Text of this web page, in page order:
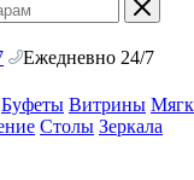
Ежедневно 24/7
Буфеты Витрины
Столы Зеркала